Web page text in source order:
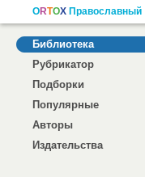
Библиотека
Рубрикатор
Подборки
Популярные
Авторы
Издательства